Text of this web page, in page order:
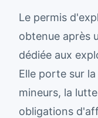
Le permis
obtenue après
dédiée aux
Elle porte sur
mineurs, la
obligations